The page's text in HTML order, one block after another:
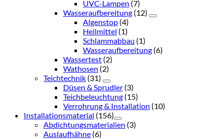
UVC-Lampen (7)
Wasseraufbereitung (12)
Algenstop (4)
Heilmittel (1)
Schlammabbau (1)
Wasseraufbereitung (6)
Wassertest (2)
Wathosen (2)
Teichtechnik (31)
Düsen & Sprudler (3)
Teichbeleuchtung (15)
Verrohrung & Installation (10)
Installationsmaterial (156)
Abdichtungsmaterialien (3)
Auslaufhähne (6)